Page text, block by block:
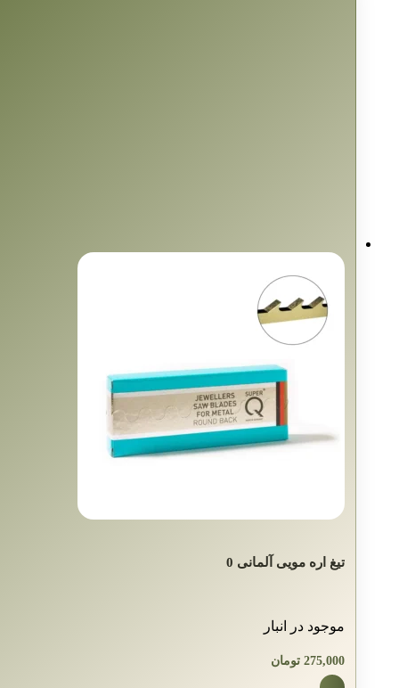
تیغ اره مویی آلمانی 0
موجود در انبار
275,000 تومان